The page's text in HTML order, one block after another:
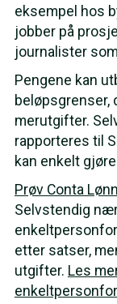
eksempel hos
jobber på
journalister
Pengene kan
beløpsgrenser,
merutgifter.
rapporteres til
kan enkelt
Prøv Conta
Selvstendig
etter satser,
utgifter. Les